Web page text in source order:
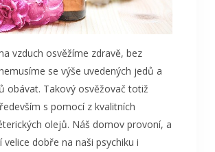
vzduch osvěžíme zdravě, bez
se výše uvedených jedů a
obávat. Takový osvěžovač totiž
s pomocí z kvalitních
olejů. Náš domov provoní, a
dobře na naši psychiku i